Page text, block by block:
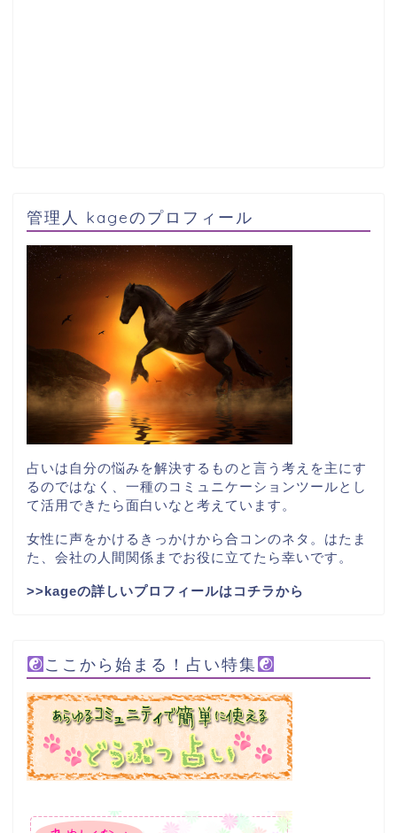
管理人 kageのプロフィール
占いは自分の悩みを解決するものと言う考えを主にす
るのではなく、一種のコミュニケーションツールとし
て活用できたら面白いなと考えています。
女性に声をかけるきっかけから合コンのネタ。はたま
た、会社の人間関係までお役に立てたら幸いです。
>>kageの詳しいプロフィールはコチラから
ここから始まる！占い特集